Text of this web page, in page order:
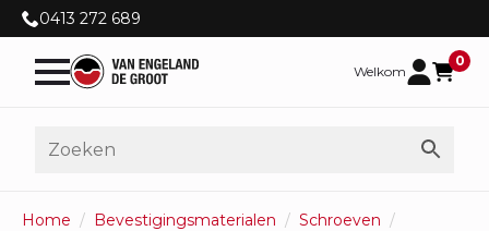
0413 272 689
Welkom
0
Home Bevestigingsmaterialen
Schroeven